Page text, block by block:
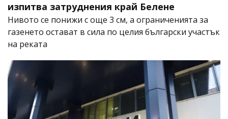
изпитва затруднения край Белене
Нивото се понижи с още 3 см, а ограниченията за
газенето остават в сила по целия български участък
на реката